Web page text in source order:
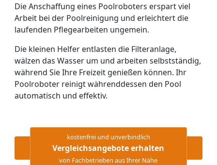
Die Anschaffung eines Poolroboters erspart viel
Arbeit bei der Poolreinigung und erleichtert die
laufenden Pflegearbeiten ungemein.
Die kleinen Helfer entlasten die Filteranlage,
wälzen das Wasser um und arbeiten selbstständig,
während Sie Ihre Freizeit genießen können. Ihr
Poolroboter reinigt währenddessen den Pool
automatisch und effektiv.
kostenfrei und unverbindlich
Vergleichsangebote erhalten
von Fachbetrieben aus Ihrer Nähe